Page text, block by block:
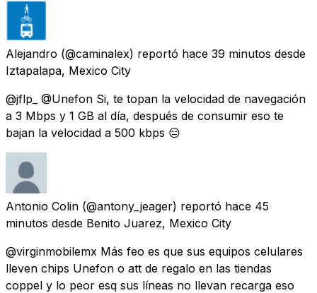
Alejandro (@caminalex) reportó hace 39 minutos desde
Iztapalapa, Mexico City
@jflp_ @Unefon Si, te topan la velocidad de navegación
a 3 Mbps y 1 GB al día, después de consumir eso te
bajan la velocidad a 500 kbps 😑
Antonio Colin (@antony_jeager) reportó hace 45
minutos desde Benito Juarez, Mexico City
@virginmobilemx Más feo es que sus equipos celulares
lleven chips Unefon o att de regalo en las tiendas
coppel y lo peor esq sus líneas no llevan recarga eso